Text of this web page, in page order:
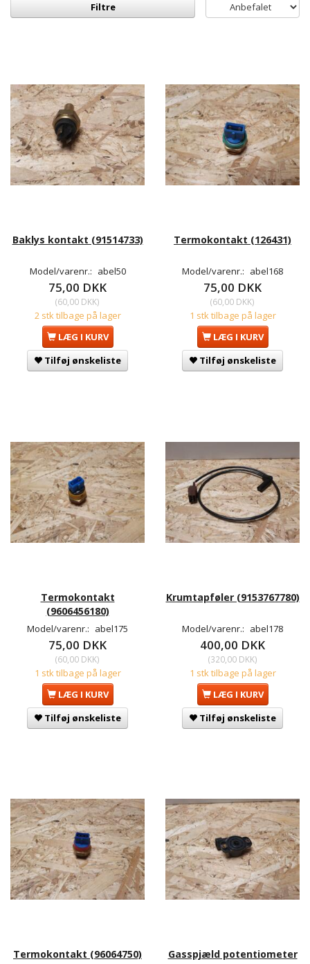
Filtre
Baklys kontakt (91514733)
Model/varenr.: abel50
75,00 DKK
(60,00 DKK)
2 stk tilbage på lager
LÆG I KURV
Tilføj ønskeliste
Termokontakt (126431)
Model/varenr.: abel168
75,00 DKK
(60,00 DKK)
1 stk tilbage på lager
LÆG I KURV
Tilføj ønskeliste
Termokontakt
(9606456180)
Model/varenr.: abel175
75,00 DKK
(60,00 DKK)
1 stk tilbage på lager
LÆG I KURV
Tilføj ønskeliste
Krumtapføler (9153767780)
Model/varenr.: abel178
400,00 DKK
(320,00 DKK)
1 stk tilbage på lager
LÆG I KURV
Tilføj ønskeliste
Termokontakt (96064750)
Gasspjæld potentiometer